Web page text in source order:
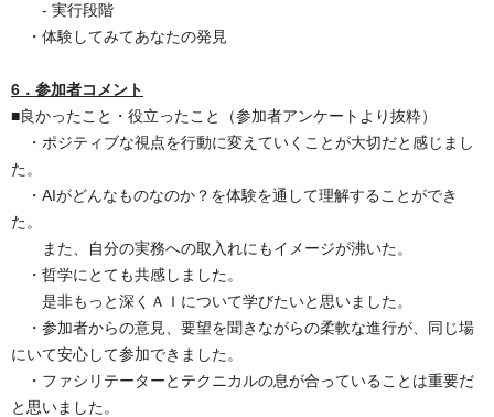
- 実行段階
・体験してみてあなたの発見
6．参加者コメント
■良かったこと・役立ったこと（参加者アンケートより抜粋）
・ポジティブな視点を行動に変えていくことが大切だと感じまし
た。
・AIがどんなものなのか？を体験を通して理解することができ
た。
また、自分の実務への取入れにもイメージが沸いた。
・哲学にとても共感しました。
是非もっと深くＡＩについて学びたいと思いました。
・参加者からの意見、要望を聞きながらの柔軟な進行が、同じ場
にいて安心して参加できました。
・ファシリテーターとテクニカルの息が合っていることは重要だ
と思いました。